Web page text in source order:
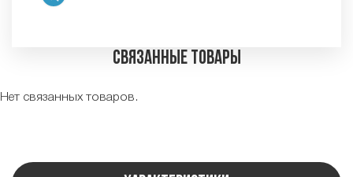
Связанные товары
Нет связанных товаров.